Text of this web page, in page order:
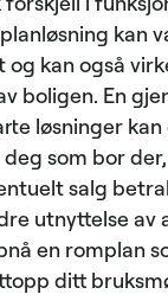
kan
og kan også
boligen. En
løsninger
som bor
salg
utnyttelse av
en romplan
ditt